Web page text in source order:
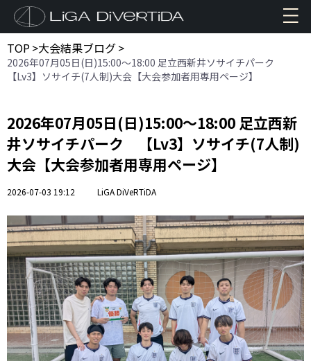
TOP>大会結果ブログ>
2026年07月05日(日)15:00〜18:00 足立西新井ソサイチパーク
【Lv3】ソサイチ(7人制)大会【大会参加者用専用ページ】
2026年07月05日(日)15:00〜18:00 足立西新
井ソサイチパーク 【Lv3】ソサイチ(7人制)
大会【大会参加者用専用ページ】
2026-07-03 19:12 LiGA DiVeRTiDA